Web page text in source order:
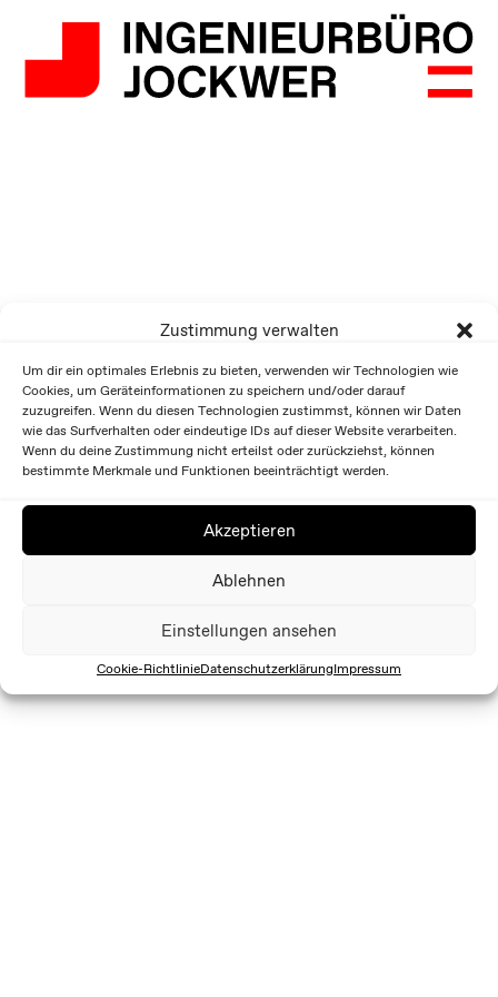
Zustimmung verwalten
Um dir ein optimales Erlebnis zu bieten, verwenden wir Technologien wie
Cookies, um Geräteinformationen zu speichern und/oder darauf
zuzugreifen. Wenn du diesen Technologien zustimmst, können wir Daten
wie das Surfverhalten oder eindeutige IDs auf dieser Website verarbeiten.
Wenn du deine Zustimmung nicht erteilst oder zurückziehst, können
bestimmte Merkmale und Funktionen beeinträchtigt werden.
Akzeptieren
Ablehnen
Einstellungen ansehen
Cookie-RichtlinieDatenschutzerklärungImpressum